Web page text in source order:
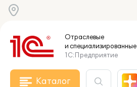
Отраслевые
и специализированные
1С:Предприятие
Каталог